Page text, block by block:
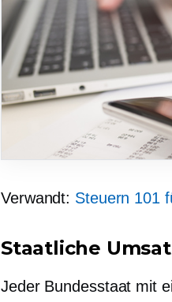
Verwandt: Steuern 101
Staatliche
Jeder Bundesstaat mit